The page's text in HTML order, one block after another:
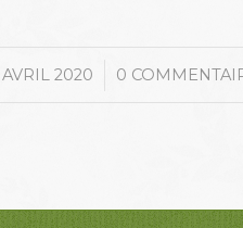
2020
/ 0